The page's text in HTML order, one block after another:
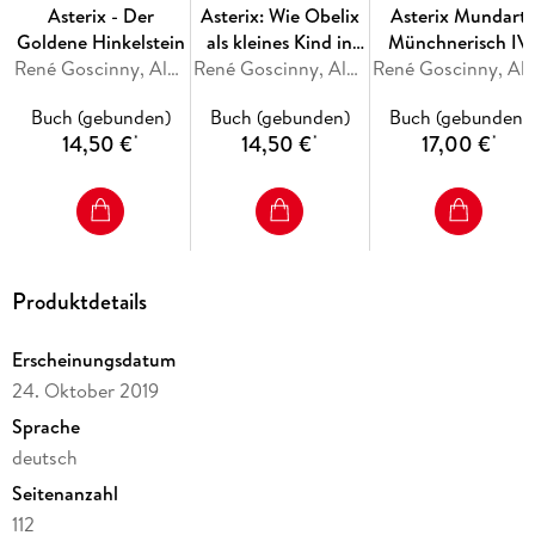
Asterix - Der
Goldene Hinkelstein
René Goscinny, Albert Uderzo
Buch (gebunden)
14,50 €*
Asterix: Wie Obelix
als kleines Kind in
den ZaubertrankRené Goscinny, Albert Uderzo
Buch (gebunden)
14,50 €*
Asterix Mundart
Münchnerisch IV
Buch (gebunden)
17,00 €*
Produktdetails
Erscheinungsdatum
24. Oktober 2019
Sprache
deutsch
Seitenanzahl
112